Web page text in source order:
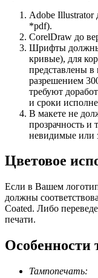
Adobe Illustrator
*pdf).
CorelDraw до
Шрифты должны
кривые), для
представлены
разрешением
требуют
и сроки
В макете не
прозрачность и
невидимые или
Цветовое
Если в Вашем
должны
Coated. Либо
печати.
Особенности
Тампопечать: